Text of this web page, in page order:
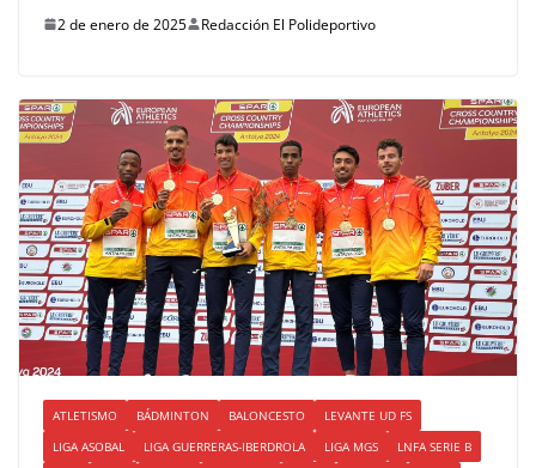
2 de enero de 2025 Redacción El Polideportivo
ATLETISMO BÁDMINTON BALONCESTO
LEVANTE UD FS
LIGA ASOBAL
LIGA GUERRERAS-IBERDROLA LIGA MGS
LNFA SERIE B